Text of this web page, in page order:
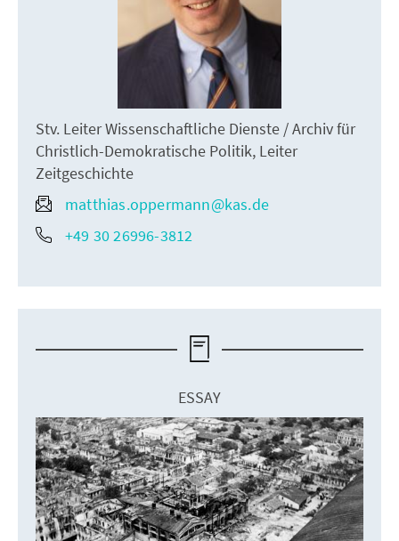
Stv. Leiter Wissenschaftliche Dienste / Archiv für
Christlich-Demokratische Politik, Leiter
Zeitgeschichte
matthias.oppermann@kas.de
+49 30 26996-3812
ESSAY